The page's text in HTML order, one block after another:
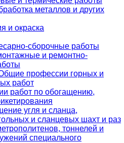
металлов и других
и окраска
сборочные работы
и ремонтно-
профессии горных и
работ
работ по обогащению,
угля и сланца,
и сланцевых шахт и раз
тоннелей и
специального